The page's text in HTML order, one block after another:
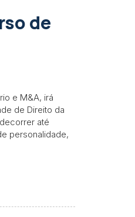
de
e M&A, irá
de Direito da
até
personalidade,